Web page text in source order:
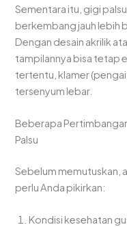
Sementara itu, gigi
berkembang jauh lebih
Dengan desain akrilik
tampilannya bisa tetap
tertentu, klamer
tersenyum lebar.
Beberapa
Palsu
Sebelum memutuskan,
perlu Anda pikirkan:
Kondisi kesehatan